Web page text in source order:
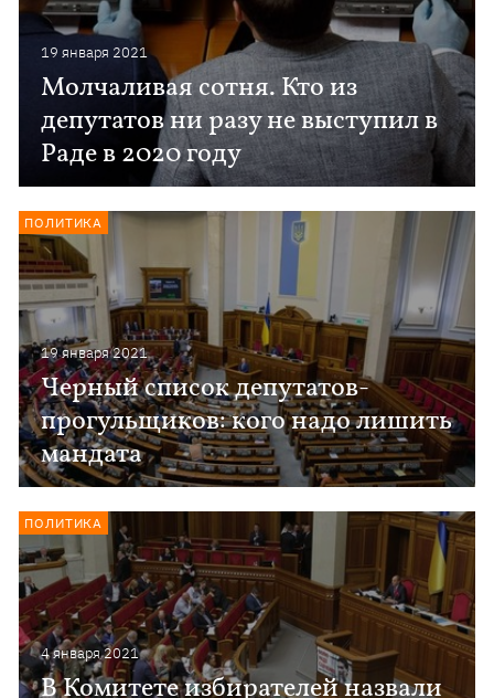
19 января 2021
Молчаливая сотня. Кто из
депутатов ни разу не выступил в
Раде в 2020 году
19 января 2021
Черный список депутатов-
прогульщиков: кого надо лишить
мандата
ПОЛИТИКА
4 января 2021
В Комитете избирателей назвали
ПОЛИТИКА